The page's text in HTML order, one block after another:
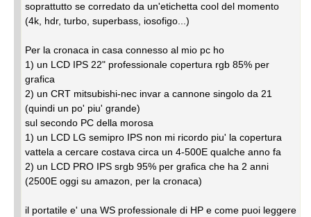
soprattutto se corredato da un'etichetta cool del momento
(4k, hdr, turbo, superbass, iosofigo...)
Per la cronaca in casa connesso al mio pc ho
1) un LCD IPS 22" professionale copertura rgb 85% per
grafica
2) un CRT mitsubishi-nec invar a cannone singolo da 21
(quindi un po' piu' grande)
sul secondo PC della morosa
1) un LCD LG semipro IPS non mi ricordo piu' la copertura
vattela a cercare costava circa un 4-500E qualche anno fa
2) un LCD PRO IPS srgb 95% per grafica che ha 2 anni
(2500E oggi su amazon, per la cronaca)
il portatile e' una WS professionale di HP e come puoi leggere